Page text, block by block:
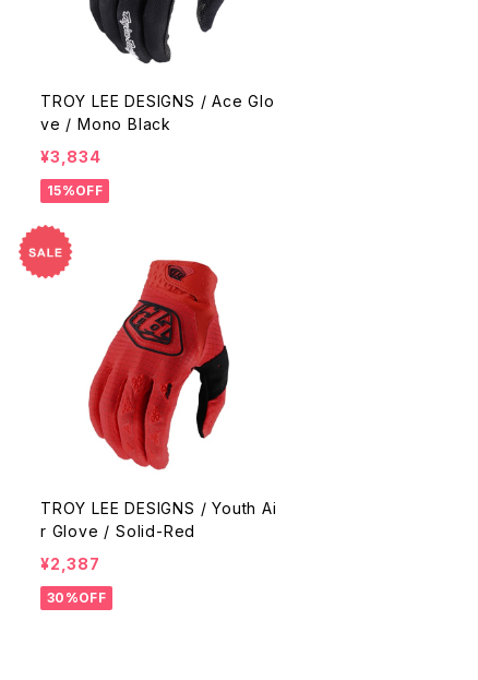
TROY LEE DESIGNS / Ace Glo
ve / Mono Black
¥3,834
15%OFF
TROY LEE DESIGNS / Youth Ai
r Glove / Solid-Red
¥2,387
30%OFF